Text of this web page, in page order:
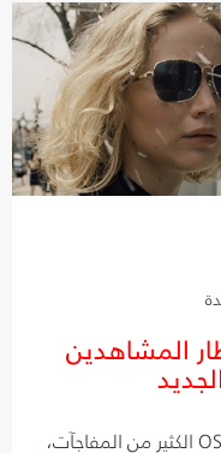
المشاهدين
سيحمل شهر يناير المقبل لمشاهدي OSN الكثير من المفاجآت،